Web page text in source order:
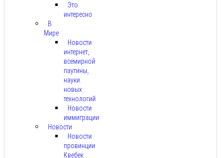
Это
интересно
В
Мире
Новости
интернет,
всемирной
паутины,
науки.
новых
технологий
Новости
иммиграции
Новости
Новости
провинции
Квебек